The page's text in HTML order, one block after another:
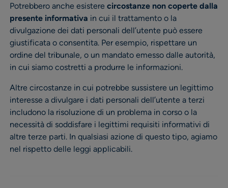
Potrebbero anche esistere circostanze non coperte dalla
presente informativa in cui il trattamento o la
divulgazione dei dati personali dell’utente può essere
giustificata o consentita. Per esempio, rispettare un
ordine del tribunale, o un mandato emesso dalle autorità,
in cui siamo costretti a produrre le informazioni.
Altre circostanze in cui potrebbe sussistere un legittimo
interesse a divulgare i dati personali dell’utente a terzi
includono la risoluzione di un problema in corso o la
necessità di soddisfare i legittimi requisiti informativi di
altre terze parti. In qualsiasi azione di questo tipo, agiamo
nel rispetto delle leggi applicabili.